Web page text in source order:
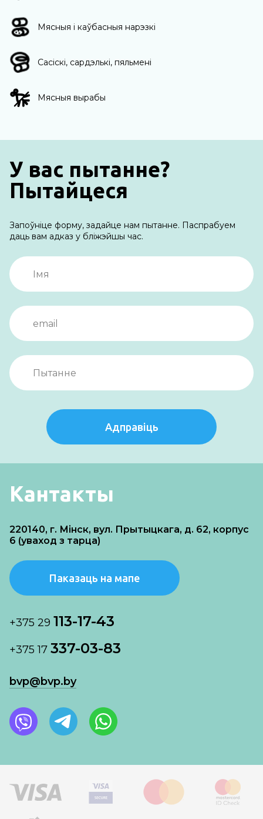
Мясныя і каўбасныя нарэзкі
Сасіскі, сардэлькі, пяльмені
Мясныя вырабы
У вас пытанне?
Пытайцеся
Запоўніце форму, задайце нам пытанне. Паспрабуем
даць вам адказ у бліжэйшы час.
Адправіць
Кантакты
220140, г. Мінск, вул. Прытыцкага, д. 62, корпус
6 (уваход з тарца)
Паказаць на мапе
+375 29 113-17-43
+375 17 337-03-83
bvp@bvp.by